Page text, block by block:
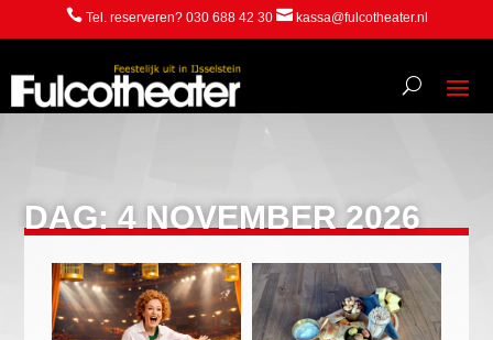
Tel. reserveren? 030 688 42 30  kassa@fulcotheater.nl
DAG:4 NOVEMBER 2026